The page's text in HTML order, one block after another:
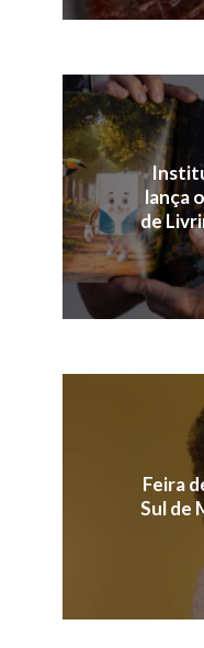
lança
de
Feira
Sul de